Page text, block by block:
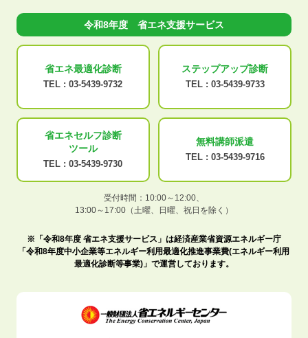
令和8年度 省エネ支援サービス
省エネ最適化診断
TEL : 03-5439-9732
ステップアップ診断
TEL : 03-5439-9733
省エネセルフ診断
ツール
TEL : 03-5439-9730
無料講師派遣
TEL : 03-5439-9716
受付時間：10:00～12:00、
13:00～17:00（土曜、日曜、祝日を除く）
※「令和8年度 省エネ支援サービス」は経済産業省資源エネルギー庁
「令和8年度中小企業等エネルギー利用最適化推進事業費(エネルギー利用
最適化診断等事業)」で運営しております。